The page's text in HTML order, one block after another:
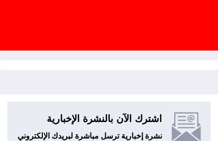
اشترك الآن بالنشرة الإخبارية
نشرة إخبارية ترسل مباشرة لبريدك الإلكتروني